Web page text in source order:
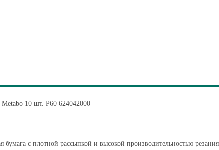
10 шт. Р60 624042000
бумага с плотной рассыпкой и высокой производительностью резания